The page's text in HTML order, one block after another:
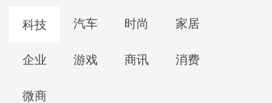
科技 汽车 时尚 家居
企业 游戏 商讯 消费
微商